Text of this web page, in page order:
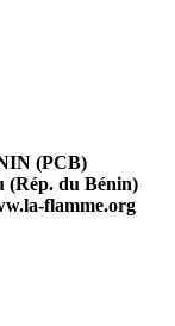
(PCB)
(Rép. du Bénin)
flamme.org